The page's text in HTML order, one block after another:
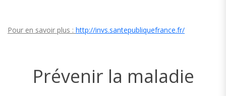
Pour en savoir plus : http://invs.santepubliquefrance.fr/
Prévenir la maladie